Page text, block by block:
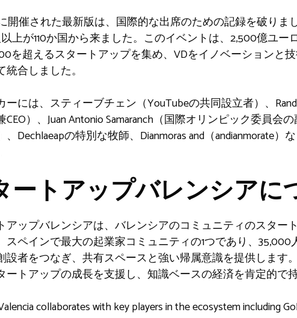
開催された最新版は、国際的な出席のための記録を破りま
上が110か国から来ました。このイベントは、2,500億ユ
を超えるスタートアップを集め、VDをイノベーションと
統合しました。
ーには、スティーブチェン（YouTubeの共同設立者）、
CEO）、Juan Antonio Samaranch（国際オリンピック委員会
、Dechlaeapの特別な牧師、Dianmoras and（andianmorate
ートアップバレンシアに
アップバレンシアは、バレンシアのコミュニティのスター
スペインで最大の起業家コミュニティの1つであり、
設者をつなぎ、共有スペースと強い帰属意識を提供します
ートアップの成長を支援し、知識ベースの経済を肯定的で
collaborates with key players in the ecosystem including